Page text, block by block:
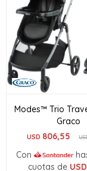
Modes™ Trio
Graco
USD 806,55
Con
cuotas de USD